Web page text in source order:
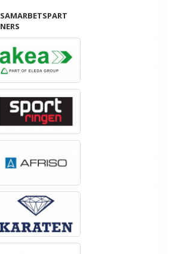
SAMARBETSPART
NERS